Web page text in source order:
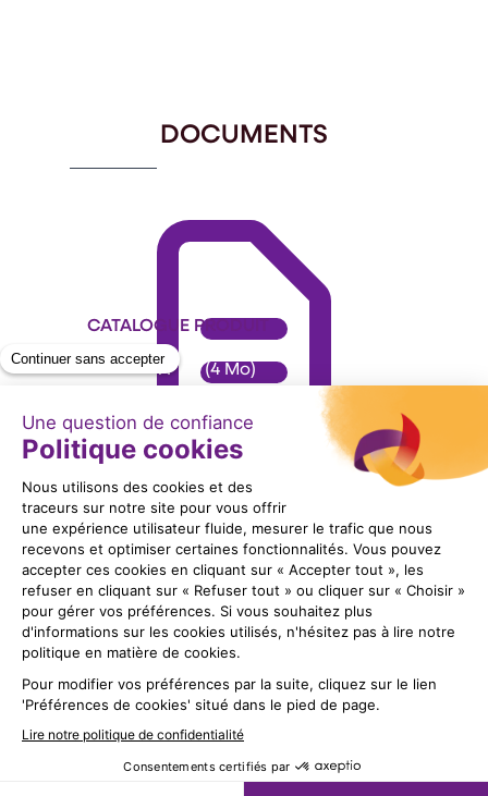
DOCUMENTS
CATALOGUE PRODUIT
Format : PDF (4 Mo)
Télécharger
Suivez nous !
2026 Copyright © GLEX Industrie